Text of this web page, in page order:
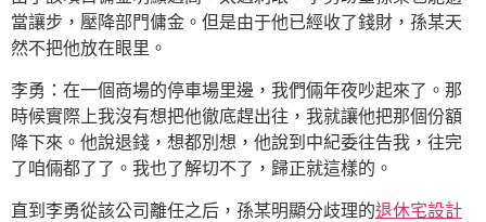
當讓步，壓降部門傭金。但是由于他已經收了錢財，孫某天
然不把他放在眼里。
李勇：在一個商場的停車場里邊，我們倆年夜吵起來了。那
時候實際上我沒有想把他徹底趕出往，我就讓他把那個份額
降下來。他說退錢，想都別想，他說到中紀委往告我，往完
了咱倆都了了。我也了解切不了，歸正就這樣的。
直到李勇從該公司離任之后，孫某明顯分歧理的退休宅設計